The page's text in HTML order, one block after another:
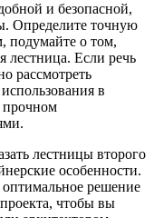
и безопасной,
Определите точную
подумайте о том,
лестница. Если речь
рассмотреть
в
прочном
лестницы второго
особенности.
решение
чтобы вы